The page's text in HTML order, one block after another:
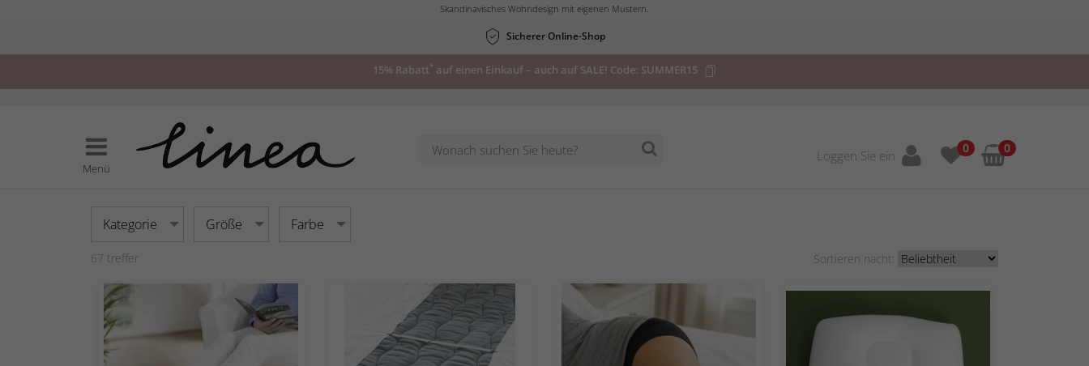
Skandinavisches Wohndesign mit eigenen Mustern.
Sicherer Online-Shop
Jetzt
aktuelle
Angebote
15% Rabatt* auf einen Einkauf – auch auf SALE! Code: SUMMER15
Menü
Loggen Sie ein 0 0
Kategorie Größe Farbe
67 treffer Sortieren nacht: